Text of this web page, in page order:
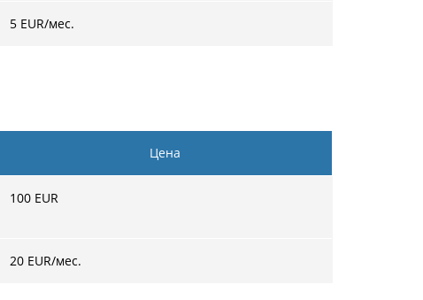
5 EUR/мес.
Цена
100 EUR
20 EUR/мес.